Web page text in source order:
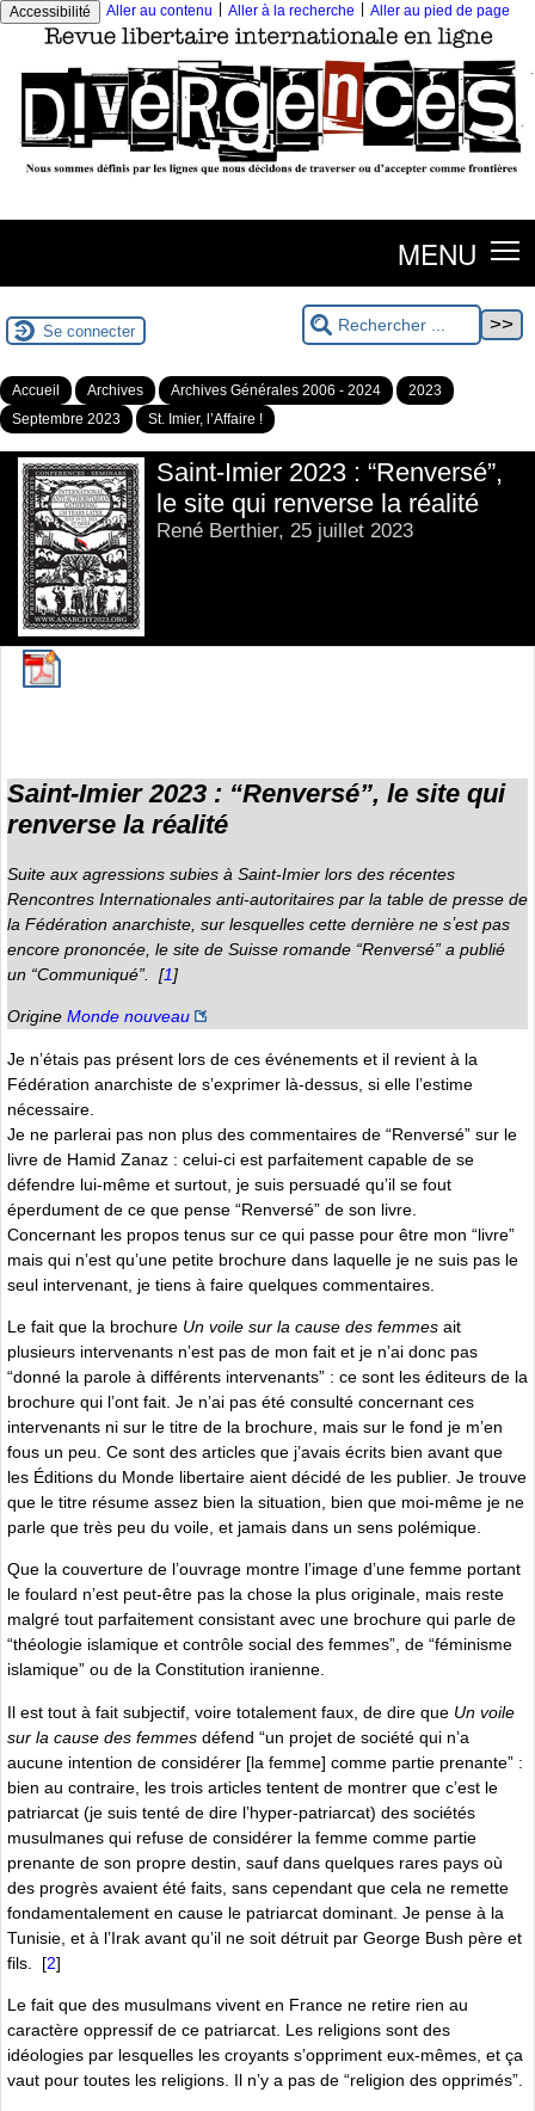
Accessibilité Aller au contenu Aller à la recherche Aller au pied de page
MENU
Se connecter
Accueil Archives Archives Générales 2006 - 2024
2023
Septembre 2023
St. Imier, l’Affaire !
Saint-Imier 2023 : “Renversé”,
le site qui renverse la réalité
René Berthier, 25 juillet 2023
Saint-Imier 2023 : “Renversé”, le site qui
renverse la réalité
Suite aux agressions subies à Saint-Imier lors des récentes
Rencontres Internationales anti-autoritaires par la table de presse de
la Fédération anarchiste, sur lesquelles cette dernière ne sʼest pas
encore prononcée, le site de Suisse romande “Renversé” a publié
un “Communiqué”.
[1]
Origine Monde nouveau
Je nʼétais pas présent lors de ces événements et il revient à la
Fédération anarchiste de sʼexprimer là-dessus, si elle lʼestime
nécessaire.
Je ne parlerai pas non plus des commentaires de “Renversé” sur le
livre de Hamid Zanaz : celui-ci est parfaitement capable de se
défendre lui-même et surtout, je suis persuadé quʼil se fout
éperdument de ce que pense “Renversé” de son livre.
Concernant les propos tenus sur ce qui passe pour être mon “livre”
mais qui nʼest quʼune petite brochure dans laquelle je ne suis pas le
seul intervenant, je tiens à faire quelques commentaires.
Le fait que la brochure Un voile sur la cause des femmes ait
plusieurs intervenants nʼest pas de mon fait et je nʼai donc pas
“donné la parole à différents intervenants” : ce sont les éditeurs de la
brochure qui lʼont fait. Je nʼai pas été consulté concernant ces
intervenants ni sur le titre de la brochure, mais sur le fond je mʼen
fous un peu. Ce sont des articles que jʼavais écrits bien avant que
les Éditions du Monde libertaire aient décidé de les publier. Je trouve
que le titre résume assez bien la situation, bien que moi-même je ne
parle que très peu du voile, et jamais dans un sens polémique.
Que la couverture de lʼouvrage montre lʼimage dʼune femme portant
le foulard nʼest peut-être pas la chose la plus originale, mais reste
malgré tout parfaitement consistant avec une brochure qui parle de
“théologie islamique et contrôle social des femmes”, de “féminisme
islamique” ou de la Constitution iranienne.
Il est tout à fait subjectif, voire totalement faux, de dire que Un voile
sur la cause des femmes défend “un projet de société qui nʼa
aucune intention de considérer [la femme] comme partie prenante” :
bien au contraire, les trois articles tentent de montrer que cʼest le
patriarcat (je suis tenté de dire lʼhyper-patriarcat) des sociétés
musulmanes qui refuse de considérer la femme comme partie
prenante de son propre destin, sauf dans quelques rares pays où
des progrès avaient été faits, sans cependant que cela ne remette
fondamentalement en cause le patriarcat dominant. Je pense à la
Tunisie, et à lʼIrak avant quʼil ne soit détruit par George Bush père et
fils.
[2]
Le fait que des musulmans vivent en France ne retire rien au
caractère oppressif de ce patriarcat. Les religions sont des
idéologies par lesquelles les croyants sʼoppriment eux-mêmes, et ça
vaut pour toutes les religions. Il nʼy a pas de “religion des opprimés”.